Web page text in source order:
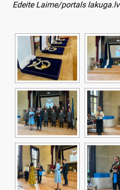
Edeite Laime/portals lakuga.lv